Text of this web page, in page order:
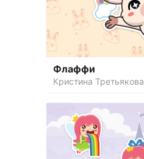
Флаффи
Кристина Третьякова